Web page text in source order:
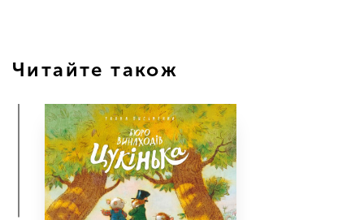
Читайте також